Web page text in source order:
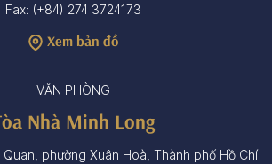
Fax: (+84) 274 3724173
Xem bản đồ
VĂN PHÒNG
Nhà Minh Long
Quan, phường Xuân Hoà, Thành phố Hồ Chí